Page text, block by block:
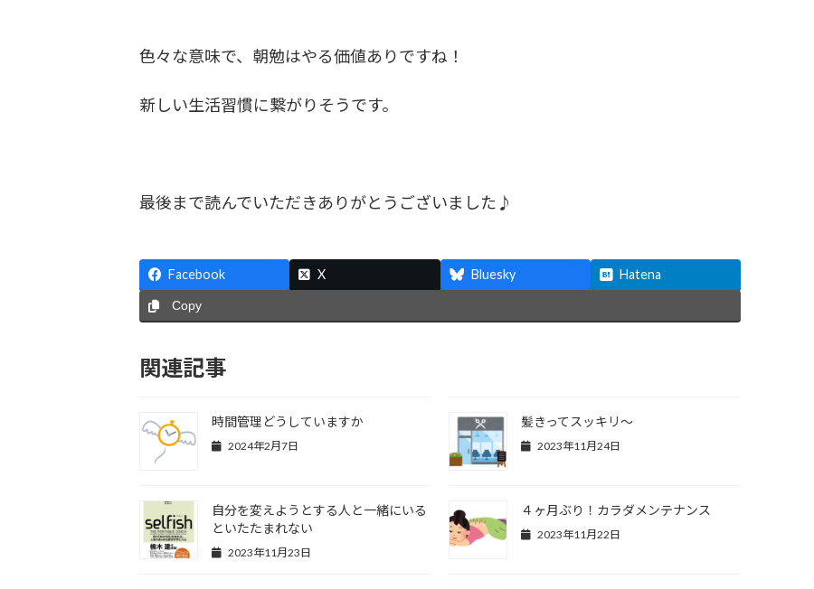
色々な意味で、朝勉はやる価値ありですね！
新しい生活習慣に繋がりそうです。
最後まで読んでいただきありがとうございました♪
Facebook X Bluesky Hatena
Copy
関連記事
時間管理どうしていますか
2024年2月7日
髪きってスッキリ〜
2023年11月24日
自分を変えようとする人と一緒にいる
といたたまれない
2023年11月23日
４ヶ月ぶり！カラダメンテナンス
2023年11月22日